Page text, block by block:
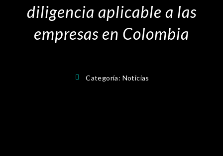
diligencia aplicable a las
empresas en Colombia
Categoría: Noticias